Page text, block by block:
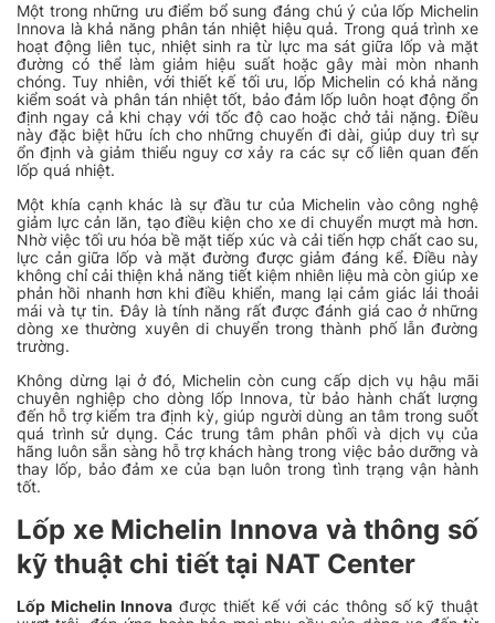
Một trong những ưu điểm bổ sung đáng chú ý của lốp Michelin
Innova là khả năng phân tán nhiệt hiệu quả. Trong quá trình xe
hoạt động liên tục, nhiệt sinh ra từ lực ma sát giữa lốp và mặt
đường có thể làm giảm hiệu suất hoặc gây mài mòn nhanh
chóng. Tuy nhiên, với thiết kế tối ưu, lốp Michelin có khả năng
kiểm soát và phân tán nhiệt tốt, bảo đảm lốp luôn hoạt động ổn
định ngay cả khi chạy với tốc độ cao hoặc chở tải nặng. Điều
này đặc biệt hữu ích cho những chuyến đi dài, giúp duy trì sự
ổn định và giảm thiểu nguy cơ xảy ra các sự cố liên quan đến
lốp quá nhiệt.
Một khía cạnh khác là sự đầu tư của Michelin vào công nghệ
giảm lực cản lăn, tạo điều kiện cho xe di chuyển mượt mà hơn.
Nhờ việc tối ưu hóa bề mặt tiếp xúc và cải tiến hợp chất cao su,
lực cản giữa lốp và mặt đường được giảm đáng kể. Điều này
không chỉ cải thiện khả năng tiết kiệm nhiên liệu mà còn giúp xe
phản hồi nhanh hơn khi điều khiển, mang lại cảm giác lái thoải
mái và tự tin. Đây là tính năng rất được đánh giá cao ở những
dòng xe thường xuyên di chuyển trong thành phố lẫn đường
trường.
Không dừng lại ở đó, Michelin còn cung cấp dịch vụ hậu mãi
chuyên nghiệp cho dòng lốp Innova, từ bảo hành chất lượng
đến hỗ trợ kiểm tra định kỳ, giúp người dùng an tâm trong suốt
quá trình sử dụng. Các trung tâm phân phối và dịch vụ của
hãng luôn sẵn sàng hỗ trợ khách hàng trong việc bảo dưỡng và
thay lốp, bảo đảm xe của bạn luôn trong tình trạng vận hành
tốt.
Lốp xe Michelin Innova và thông số
kỹ thuật chi tiết tại NAT Center
Lốp Michelin Innova được thiết kế với các thông số kỹ thuật